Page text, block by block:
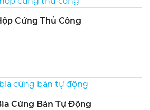
Cứng Thủ Công
Cứng Bán Tự Động